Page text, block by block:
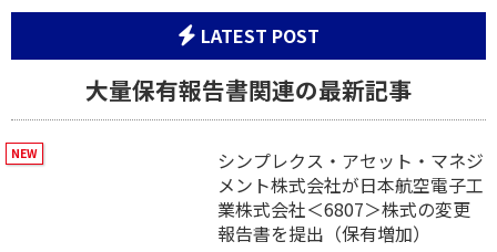
LATEST POST
大量保有報告書関連の最新記事
シンプレクス・アセット・マネジ
メント株式会社が日本航空電子工
業株式会社＜6807＞株式の変更
報告書を提出（保有増加）